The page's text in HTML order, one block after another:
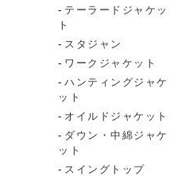
テーラードジャケッ
ト
スタジャン
ワークジャケット
ハンティングジャケ
ット
オイルドジャケット
ダウン・中綿ジャケ
ット
スイングトップ